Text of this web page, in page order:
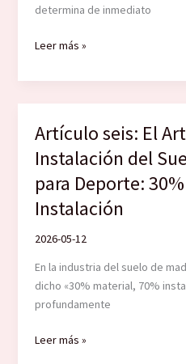
determina de inmediato
Cómo
entre
y
abedul
pisos
de
Leer más »
Artículo seis: El
Instalación del
para Deporte:
Instalación
2026-05-12
En la industria del suelo de
dicho «30% material, 70%
profundamente
Artículo
Leer más »